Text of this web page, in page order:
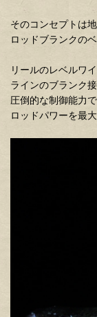
そのコンセプトは
ロッドブランクの
リールのレベルワ
ラインのブランク
圧倒的な制御能力
ロッドパワーを最